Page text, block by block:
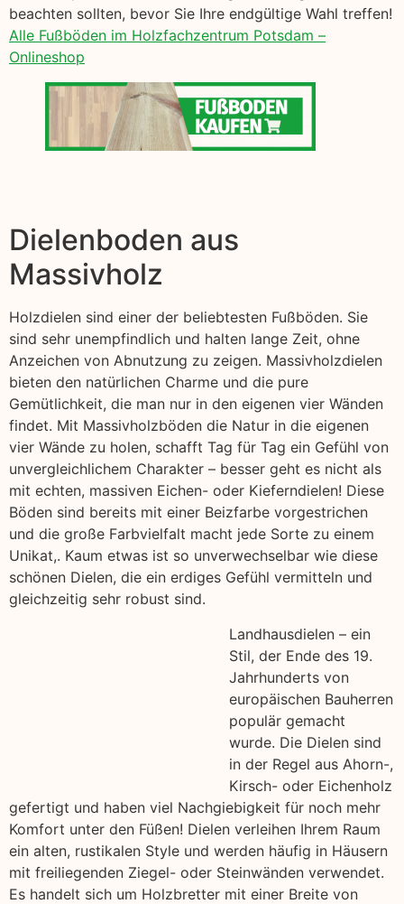
beachten sollten, bevor Sie Ihre endgültige Wahl treffen!
Alle Fußböden im Holzfachzentrum Potsdam –
Onlineshop
Dielenboden aus
Massivholz
Holzdielen sind einer der beliebtesten Fußböden. Sie
sind sehr unempfindlich und halten lange Zeit, ohne
Anzeichen von Abnutzung zu zeigen. Massivholzdielen
bieten den natürlichen Charme und die pure
Gemütlichkeit, die man nur in den eigenen vier Wänden
findet. Mit Massivholzböden die Natur in die eigenen
vier Wände zu holen, schafft Tag für Tag ein Gefühl von
unvergleichlichem Charakter – besser geht es nicht als
mit echten, massiven Eichen- oder Kieferndielen! Diese
Böden sind bereits mit einer Beizfarbe vorgestrichen
und die große Farbvielfalt macht jede Sorte zu einem
Unikat,. Kaum etwas ist so unverwechselbar wie diese
schönen Dielen, die ein erdiges Gefühl vermitteln und
gleichzeitig sehr robust sind.
Landhausdielen – ein
Stil, der Ende des 19.
Jahrhunderts von
europäischen Bauherren
populär gemacht
wurde. Die Dielen sind
in der Regel aus Ahorn-,
Kirsch- oder Eichenholz
gefertigt und haben viel Nachgiebigkeit für noch mehr
Komfort unter den Füßen! Dielen verleihen Ihrem Raum
ein alten, rustikalen Style und werden häufig in Häusern
mit freiliegenden Ziegel- oder Steinwänden verwendet.
Es handelt sich um Holzbretter mit einer Breite von